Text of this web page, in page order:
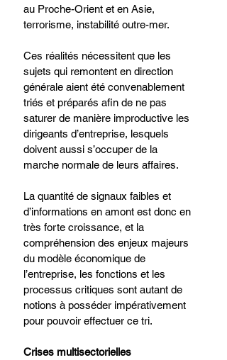
au Proche-Orient et en Asie,
terrorisme, instabilité outre-mer.​
Ces réalités nécessitent que les
sujets qui remontent en direction
générale aient été convenablement
triés et préparés afin de ne pas
saturer de manière improductive les
dirigeants d’entreprise, lesquels
doivent aussi s’occuper de la
marche normale de leurs affaires.​
La quantité de signaux faibles et
d’informations en amont est donc en
très forte croissance, et la
compréhension des enjeux majeurs
du modèle économique de
l’entreprise, les fonctions et les
processus critiques sont autant de
notions à posséder impérativement
pour pouvoir effectuer ce tri.​
Crises multisectorielles​